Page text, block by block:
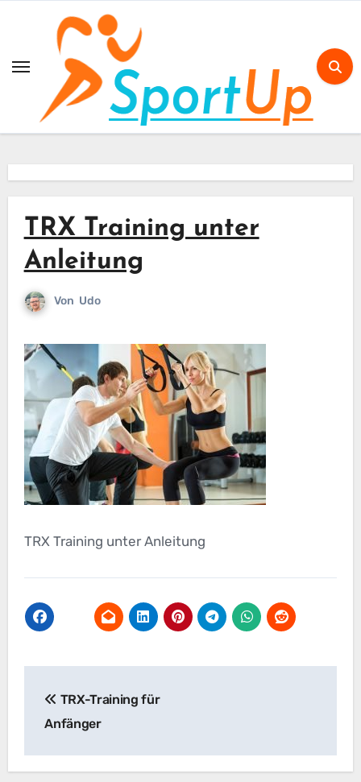
TRX Training unter
Anleitung
Von Udo
TRX Training unter Anleitung
TRX-Training für
Anfänger